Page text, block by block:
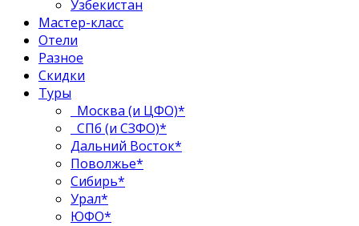
Узбекистан
Мастер-класс
Отели
Разное
Скидки
Туры
Москва (и ЦФО)*
СПб (и СЗФО)*
Дальний Восток*
Поволжье*
Сибирь*
Урал*
ЮФО*